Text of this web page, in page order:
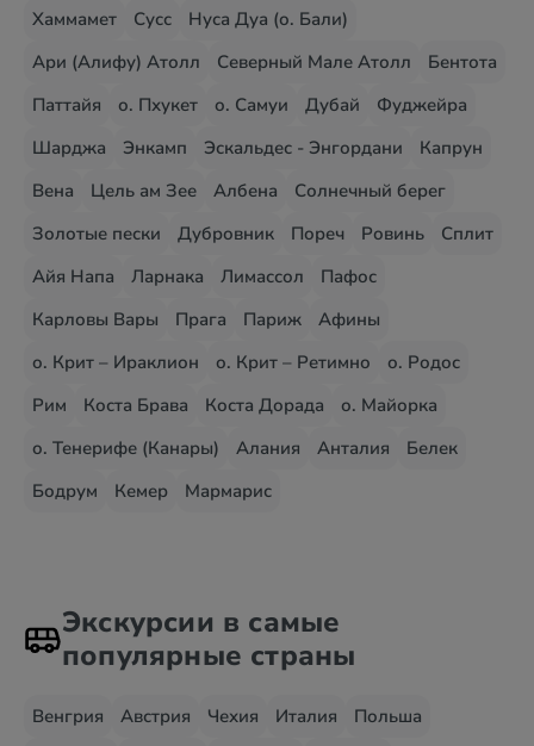
Хаммамет
Сусс
Нуса Дуа (о. Бали)
Ари (Алифу) Атолл
Северный Мале Атолл
Бентота
Паттайя
о. Пхукет о. Самуи Дубай
Фуджейра
Шарджа
Энкамп Эскальдес - Энгордани
Капрун
Вена
Цель ам Зее Албена
Солнечный берег
Золотые пески
Дубровник Пореч Ровинь
Сплит
Айя Напа
Ларнака Лимассол
Пафос
Карловы Вары
Прага Париж
Афины
о. Крит – Ираклион
о. Крит – Ретимно
о. Родос
Рим
Коста Брава Коста Дорада
о. Майорка
о. Тенерифе (Канары)
Алания Анталия
Белек
Бодрум
Кемер Мармарис
Экскурсии в самые
популярные страны
Венгрия Австрия Чехия Италия
Польша